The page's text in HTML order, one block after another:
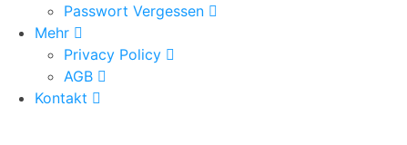
Passwort Vergessen
Mehr
Privacy Policy
AGB
Kontakt